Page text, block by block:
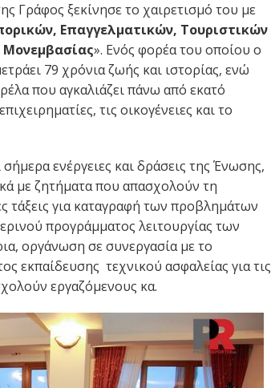
Γράφος ξεκίνησε το χαιρετισμό του με
Επαγγελματικών, Τουριστικών
Μονεμβασίας». Ενός φορέα του οποίου ο
79 χρόνια ζωής και ιστορίας, ενώ
που αγκαλιάζει πάνω από εκατό
τις οικογένειες και το
ενέργειες και δράσεις της Ένωσης,
με ζητήματα που απασχολούν τη
τάξεις για καταγραφή των προβλημάτων
προγράμματος λειτουργίας των
οργάνωση σε συνεργασία με το
εκπαίδευσης τεχνικού ασφαλείας για τις
εργαζόμενους κα.